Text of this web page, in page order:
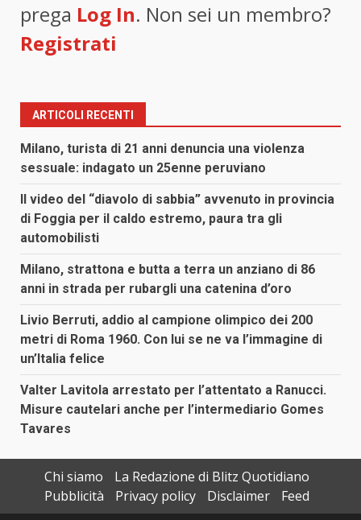
prega Log In. Non sei un membro?
Registrati
ARTICOLI RECENTI
Milano, turista di 21 anni denuncia una violenza
sessuale: indagato un 25enne peruviano
Il video del “diavolo di sabbia” avvenuto in provincia
di Foggia per il caldo estremo, paura tra gli
automobilisti
Milano, strattona e butta a terra un anziano di 86
anni in strada per rubargli una catenina d’oro
Livio Berruti, addio al campione olimpico dei 200
metri di Roma 1960. Con lui se ne va l’immagine di
un’Italia felice
Valter Lavitola arrestato per l’attentato a Ranucci.
Misure cautelari anche per l’intermediario Gomes
Tavares
Chi siamo
La Redazione di Blitz Quotidiano
Pubblicità
Privacy policy Disclaimer Feed